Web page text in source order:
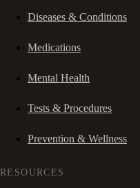
Diseases & Conditions
Medications
Mental Health
Tests & Procedures
Prevention & Wellness
RESOURCES